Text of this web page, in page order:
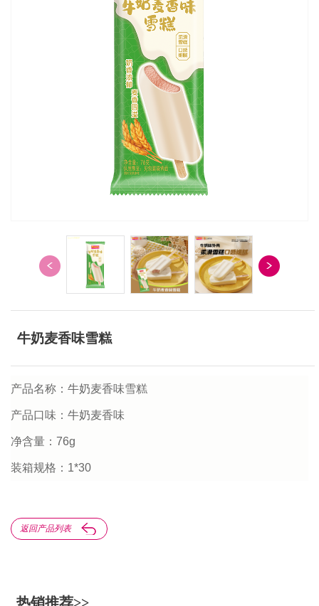
牛奶麦香味雪糕
产品名称：牛奶麦香味雪糕
产品口味：牛奶麦香味
净含量：76g
装箱规格：1*30
返回产品列表
热销推荐>>